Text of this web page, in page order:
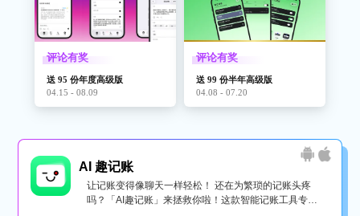
评论有奖
送 95 份年度高级版
04.15 - 08.09
评论有奖
送 99 份半年高级版
04.08 - 07.20
AI 趣记账
让记账变得像聊天一样轻松！ 还在为繁琐的记账头疼
吗？「AI趣记账」来拯救你啦！这款智能记账工具专为